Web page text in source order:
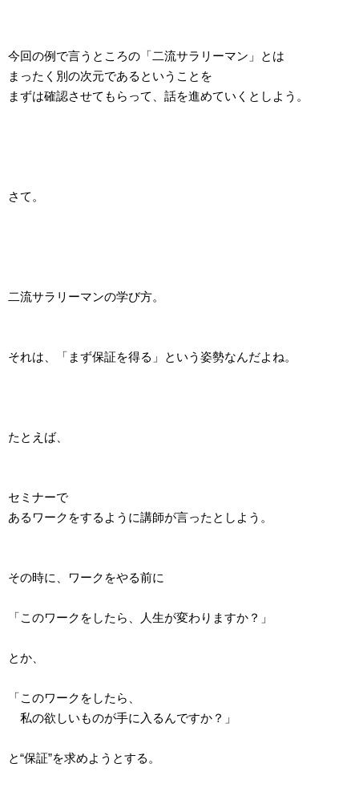
今回の例で言うところの「二流サラリーマン」とは
まったく別の次元であるということを
まずは確認させてもらって、話を進めていくとしよう。
さて。
二流サラリーマンの学び方。
それは、「まず保証を得る」という姿勢なんだよね。
たとえば、
セミナーで
あるワークをするように講師が言ったとしよう。
その時に、ワークをやる前に
「このワークをしたら、人生が変わりますか？」
とか、
「このワークをしたら、
私の欲しいものが手に入るんですか？」
と“保証”を求めようとする。